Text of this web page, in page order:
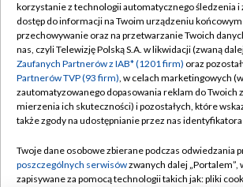
TVP
Abonament TVP
Emisja w TVP
Centrum informacji TVP
Naziemna Telewizja Cyfrowa
Rada Programowa
Regulamin TVP
Polityka prywatności
Moje zgody
Pomoc
Kontakt
korzystanie z technologii automatycznego śledzenia i
dostęp do informacji na Twoim urządzeniu końcowym
przechowywanie oraz na przetwarzanie Twoich
nas, czyli Telewizję Polską S.A. w likwidacji (zwaną
Zaufanych Partnerów z IAB* (1201 firm) oraz
Partnerów TVP (93 firm), w celach marketingowych
zautomatyzowanego dopasowania reklam do Twoich
mierzenia ich skuteczności) i pozostałych, które
także zgody na udostępnianie przez nas identyfikatora
Twoje dane osobowe zbierane podczas odwiedzania
poszczególnych serwisówzwanych dalej
zapisywane za pomocą technologii takich jak: pliki